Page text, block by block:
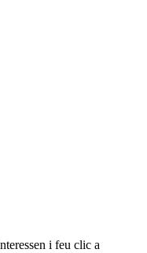
i feu clic a